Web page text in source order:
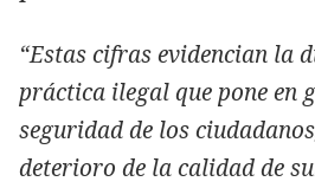
“Estas cifras evidencian la
práctica ilegal que pone en
seguridad de los
deterioro de la calidad de